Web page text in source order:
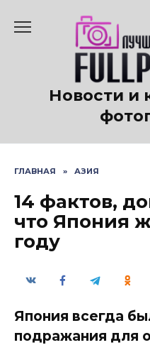
содержанию
Новости и
ГЛАВНАЯ » АЗИЯ
14 фактов,
что Япония
году
Япония всегда
подражания для